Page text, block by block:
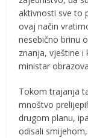
aktivnosti sve to
ovaj način
nesebično brinu
znanja, vještine i
ministar
Tokom trajanja
mnoštvo
drugom planu,
odisali